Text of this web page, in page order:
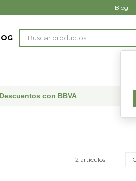
Blog
con BBVA
2 artículos